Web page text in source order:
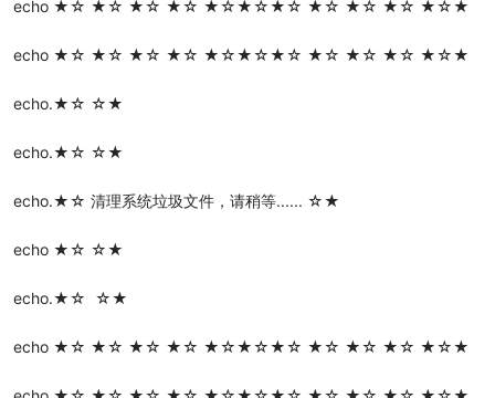
echo ★☆ ★☆ ★☆ ★☆ ★☆★☆★☆ ★☆ ★☆ ★☆ ★☆★
echo ★☆ ★☆ ★☆ ★☆ ★☆★☆★☆ ★☆ ★☆ ★☆ ★☆★
echo.★☆ ☆★
echo.★☆ ☆★
echo.★☆ 清理系统垃圾文件，请稍等...... ☆★
echo ★☆ ☆★
echo.★☆ ☆★
echo ★☆ ★☆ ★☆ ★☆ ★☆★☆★☆ ★☆ ★☆ ★☆ ★☆★